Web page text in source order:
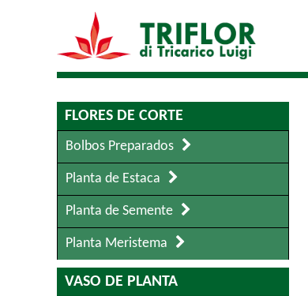
FLORES DE CORTE
Bolbos Preparados
Planta de Estaca
Planta de Semente
Planta Meristema
VASO DE PLANTA